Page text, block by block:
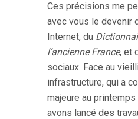
Ces précisions me
avec vous le devenir
Internet, du
l’ancienne France, et
sociaux. Face au
infrastructure, qui a
majeure au printemps
avons lancé des